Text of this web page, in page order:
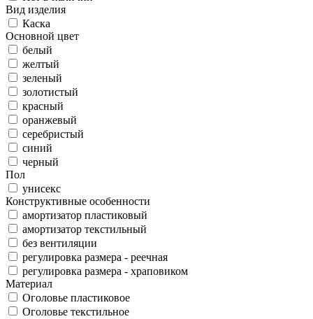
Вид изделия
Каска
Основной цвет
белый
желтый
зеленый
золотистый
красный
оранжевый
серебристый
синий
черный
Пол
унисекс
Конструктивные особенности
амортизатор пластиковый
амортизатор текстильный
без вентиляции
регулировка размера - реечная
регулировка размера - храповиком
Материал
Оголовье пластиковое
Оголовье текстильное